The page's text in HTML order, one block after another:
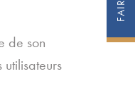
de son